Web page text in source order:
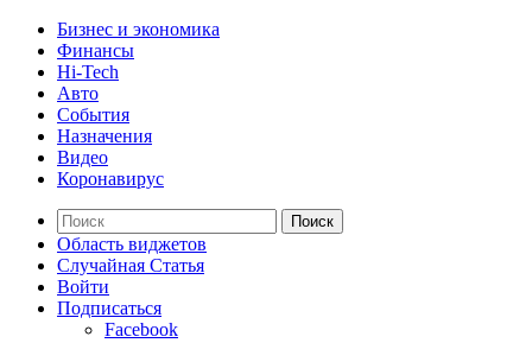
Бизнес и экономика
Финансы
Hi-Tech
Авто
События
Назначения
Видео
Коронавирус
Поиск
Область виджетов
Случайная Статья
Войти
Подписаться
Facebook